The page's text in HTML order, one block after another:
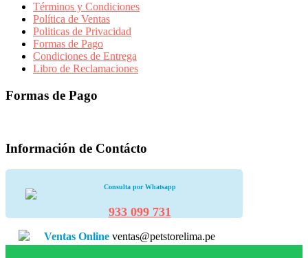
Términos y Condiciones
Política de Ventas
Politicas de Privacidad
Formas de Pago
Condiciones de Entrega
Libro de Reclamaciones
Formas de Pago
Información de Contácto
Consulta por Whatsapp
933 099 731
Ventas Online ventas@petstorelima.pe